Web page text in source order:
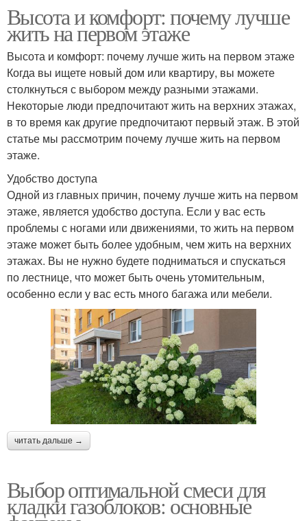
Высота и комфорт: почему лучше
жить на первом этаже
Высота и комфорт: почему лучше жить на первом этаже
Когда вы ищете новый дом или квартиру, вы можете
столкнуться с выбором между разными этажами.
Некоторые люди предпочитают жить на верхних этажах,
в то время как другие предпочитают первый этаж. В этой
статье мы рассмотрим почему лучше жить на первом
этаже.
Удобство доступа
Одной из главных причин, почему лучше жить на первом
этаже, является удобство доступа. Если у вас есть
проблемы с ногами или движениями, то жить на первом
этаже может быть более удобным, чем жить на верхних
этажах. Вы не нужно будете подниматься и спускаться
по лестнице, что может быть очень утомительным,
особенно если у вас есть много багажа или мебели.
читать дальше →
Выбор оптимальной смеси для
кладки газоблоков: основные